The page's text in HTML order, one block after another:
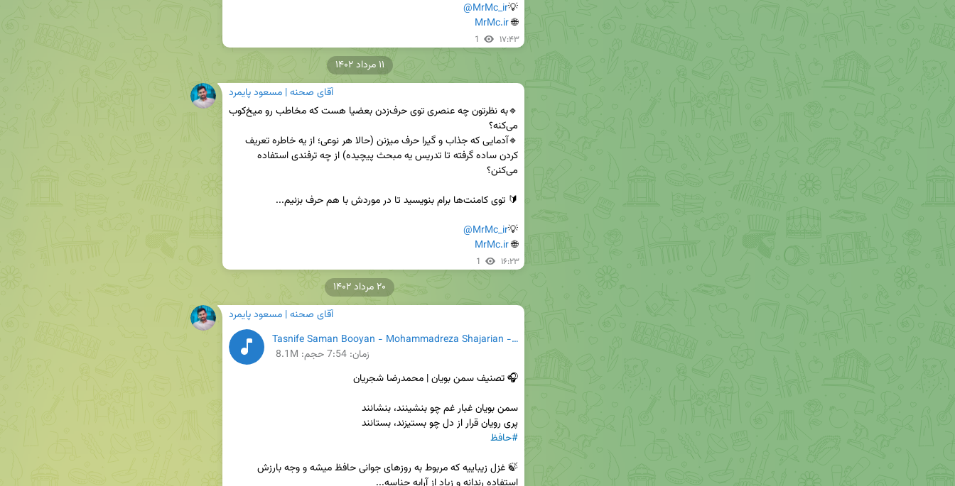
💡
@MrMc_ir
🌐
MrMc.ir
1 ۱۷:۴۳
آقای صحنه | مسعود پایمرد
💡
@MrMc_ir
🌐
MrMc.ir
1 ۱۶:۲۳
۱۱ مرداد ۱۴۰۲
آقای صحنه | مسعود پایمرد
Tasnife Saman Booyan - Mohammadreza Shajarian - Homayoun Shajarian.mp3
زمان: 7:54حجم: 8.1M
پری رویان قرار از دل چو بستیزند، بستانند
#حافظ
۲۰ مرداد ۱۴۰۲